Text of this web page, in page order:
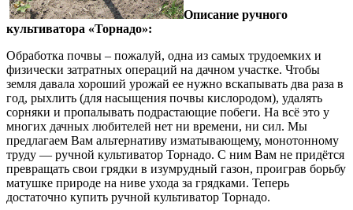
Описание ручного
культиватора «Торнадо»:
Обработка почвы – пожалуй, одна из самых трудоемких и
физически затратных операций на дачном участке. Чтобы
земля давала хороший урожай ее нужно вскапывать два раза в
год, рыхлить (для насыщения почвы кислородом), удалять
сорняки и пропалывать подрастающие побеги. На всё это у
многих дачных любителей нет ни времени, ни сил. Мы
предлагаем Вам альтернативу изматывающему, монотонному
труду — ручной культиватор Торнадо. С ним Вам не придётся
превращать свои грядки в изумрудный газон, проиграв борьбу
матушке природе на ниве ухода за грядками. Теперь
достаточно купить ручной культиватор Торнадо.